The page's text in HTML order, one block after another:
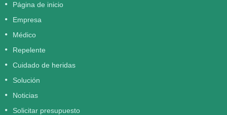
Página de inicio
Empresa
Médico
Repelente
Cuidado de heridas
Solución
Noticias
Solicitar presupuesto